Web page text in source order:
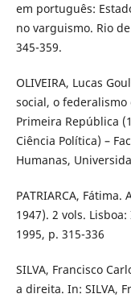
em português:
no varguismo. Rio
345-359.
OLIVEIRA, Lucas
social, o
Primeira República
Ciência Política) –
Humanas,
PATRIARCA,
1947). 2 vols.
1995, p. 315-336
SILVA, Francisco
a direita. In: SILVA,